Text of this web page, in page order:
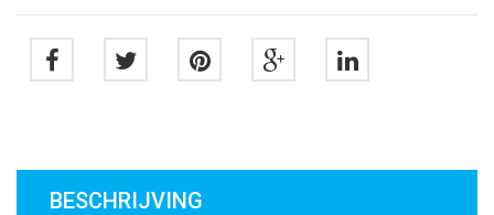
BESCHRIJVING